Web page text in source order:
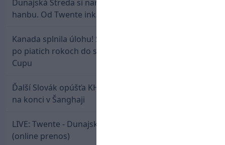
Dunajská Streda si narobila v Holandsku poriadnu
hanbu. Od Twente inkasovala poltucet
Kanada splnila úlohu! Slovenská osemnástka mieri
po piatich rokoch do semifinále Hlinka Gretzky
Cupu
Ďalší Slovák opúšťa KHL. Patrik Rybár sa dohodol
na konci v Šanghaji
LIVE: Twente - Dunajská Streda / Konferenčná liga
(online prenos)